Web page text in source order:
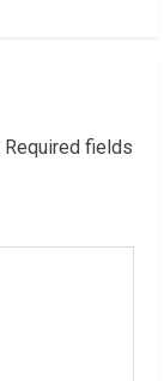
Required fields